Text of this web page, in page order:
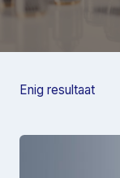
Enig resultaat